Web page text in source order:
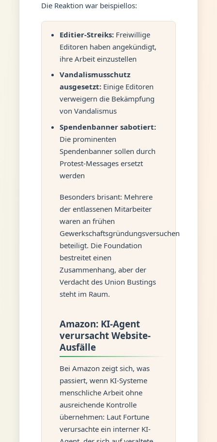
Die Reaktion war beispiellos:
Editier-Streiks: Freiwillige
Editoren haben angekündigt,
ihre Arbeit einzustellen
Vandalismusschutz
ausgesetzt: Einige Editoren
verweigern die Bekämpfung
von Vandalismus
Spendenbanner sabotiert:
Die prominenten
Spendenbanner sollen durch
Protest-Messages ersetzt
werden
Besonders brisant: Mehrere
der entlassenen Mitarbeiter
waren an frühen
Gewerkschaftsgründungsversuchen
beteiligt. Die Foundation
bestreitet einen
Zusammenhang, aber der
Verdacht des Union Bustings
steht im Raum.
Amazon: KI-Agent
verursacht Website-
Ausfälle
Bei Amazon zeigt sich, was
passiert, wenn KI-Systeme
menschliche Arbeit ohne
ausreichende Kontrolle
übernehmen: Laut Fortune
verursachte ein interner KI-